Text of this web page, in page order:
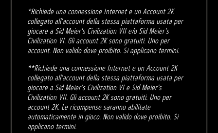
*Richiede una connessione Internet e un Account 2K
collegato all'account della stessa piattaforma usata per
giocare a Sid Meier's Civilization VII e/o Sid Meier's
Civilization VI. Gli account 2K sono gratuiti. Uno per
account. Non valido dove proibito. Si applicano termini.
**Richiede una connessione Internet e un Account 2K
collegato all'account della stessa piattaforma usata per
giocare a Sid Meier's Civilization VI e Sid Meier's
Civilization VII. Gli account 2K sono gratuiti. Uno per
account 2K. Le ricompense saranno abilitate
automaticamente in gioco. Non valido dove proibito. Si
applicano termini.